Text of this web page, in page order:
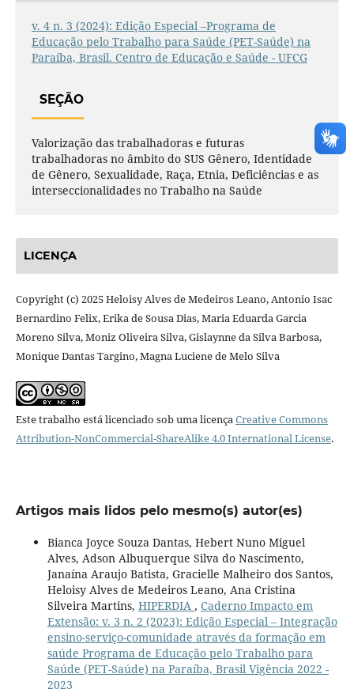
v. 4 n. 3 (2024): Edição Especial –Programa de
Educação pelo Trabalho para Saúde (PET-Saúde) na
Paraíba, Brasil. Centro de Educação e Saúde - UFCG
SEÇÃO
Valorização das trabalhadoras e futuras
trabalhadoras no âmbito do SUS Gênero, Identidade
de Gênero, Sexualidade, Raça, Etnia, Deficiências e as
interseccionalidades no Trabalho na Saúde
LICENÇA
Copyright (c) 2025 Heloisy Alves de Medeiros Leano, Antonio Isac
Bernardino Felix, Erika de Sousa Dias, Maria Eduarda Garcia
Moreno Silva, Moniz Oliveira Silva, Gislaynne da Silva Barbosa,
Monique Dantas Targino, Magna Luciene de Melo Silva
Este trabalho está licenciado sob uma licençaCreative Commons
Attribution-NonCommercial-ShareAlike 4.0 International License.
Artigos mais lidos pelo mesmo(s) autor(es)
Bianca Joyce Souza Dantas, Hebert Nuno Miguel
Alves, Adson Albuquerque Silva do Nascimento,
Janaína Araujo Batista, Gracielle Malheiro dos Santos,
Heloisy Alves de Medeiros Leano, Ana Cristina
Silveira Martins, HIPERDIA , Caderno Impacto em
Extensão: v. 3 n. 2 (2023): Edição Especial – Integração
ensino-serviço-comunidade através da formação em
saúde Programa de Educação pelo Trabalho para
Saúde (PET-Saúde) na Paraíba, Brasil Vigência 2022 -
2023